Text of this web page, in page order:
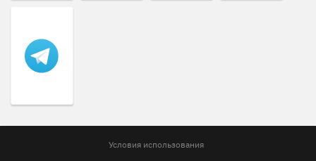
Условия использования